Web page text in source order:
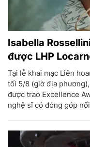
Isabella
được LHP
Tại lễ khai mạc Liên
tối 5/8 (giờ địa
được trao Excellence
nghệ sĩ có đóng góp